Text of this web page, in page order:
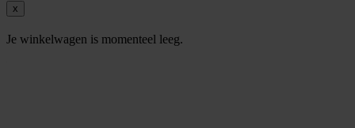
x
Je winkelwagen is momenteel leeg.